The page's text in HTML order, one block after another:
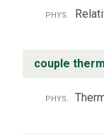
phys.
couple
phys.